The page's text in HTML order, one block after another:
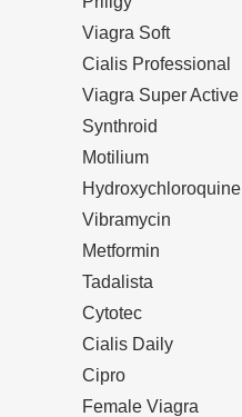
Viagra Soft
Cialis Professional
Viagra Super Active
Synthroid
Motilium
Hydroxychloroquine
Vibramycin
Metformin
Tadalista
Cytotec
Cialis Daily
Cipro
Female Viagra